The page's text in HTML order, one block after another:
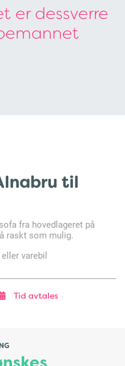
er dessverre
til
fra hovedlageret på
raskt som mulig.
varebil
Tid avtales